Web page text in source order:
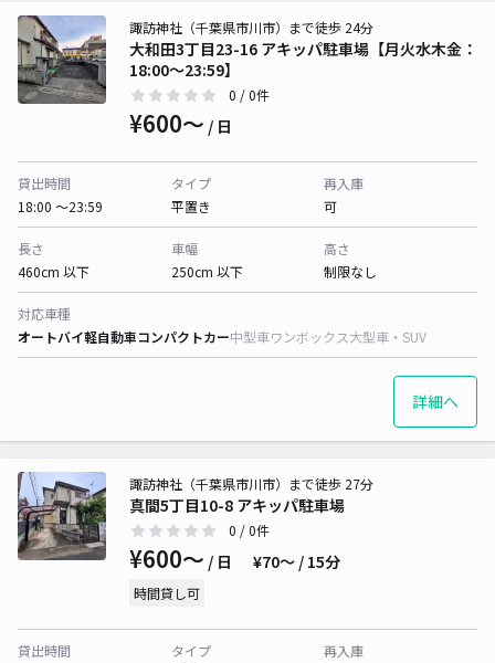
大和田3丁目23-16 アキッパ駐車場【月火水木金：
18:00～23:59】
諏訪神社（千葉県市川市）まで徒歩 24分
0 / 0件
¥600〜 / 日
貸出時間
18:00 〜23:59
タイプ
平置き
再入庫
可
長さ
460cm 以下
車幅
250cm 以下
高さ
制限なし
対応車種
オートバイ軽自動車コンパクトカー中型車ワンボックス大型車・SUV
詳細へ
真間5丁目10-8 アキッパ駐車場
諏訪神社（千葉県市川市）まで徒歩 27分
0 / 0件
¥600〜 / 日 ¥70〜 / 15分
時間貸し可
貸出時間
タイプ
再入庫